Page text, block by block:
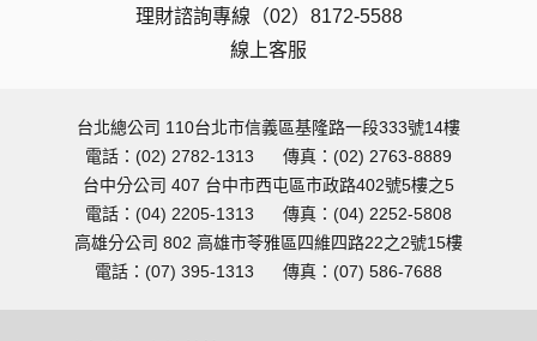
理財諮詢專線（02）8172-5588
線上客服
台北總公司 110台北市信義區基隆路一段333號14樓
電話：(02) 2782-1313
傳真：(02) 2763-8889
台中分公司 407 台中市西屯區市政路402號5樓之5
電話：(04) 2205-1313
傳真：(04) 2252-5808
高雄分公司 802 高雄市苓雅區四維四路22之2號15樓
電話：(07) 395-1313
傳真：(07) 586-7688